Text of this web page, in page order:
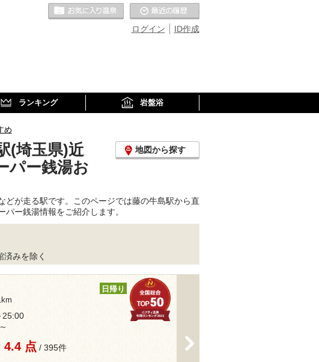
ID作成
ログイン
お気に入りの温泉
ランキング 岩盤浴
め
(埼玉県)近
パー銭湯お
地図から探す
が走る駅です。このページでは藤の牛島駅から直
ー銭湯情報をご紹介します。
済みを除く
日帰り
25:00
4.4 点 / 395件